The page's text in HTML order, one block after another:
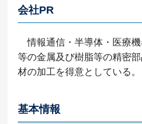
会社PR
情報通信・半導体・医療
等の金属及び樹脂等の精密
材の加工を得意としている。
基本情報